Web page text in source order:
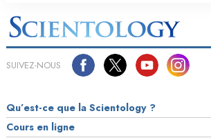
SUIVEZ-NOUS
Qu’est-ce que la Scientology ?
Cours en ligne